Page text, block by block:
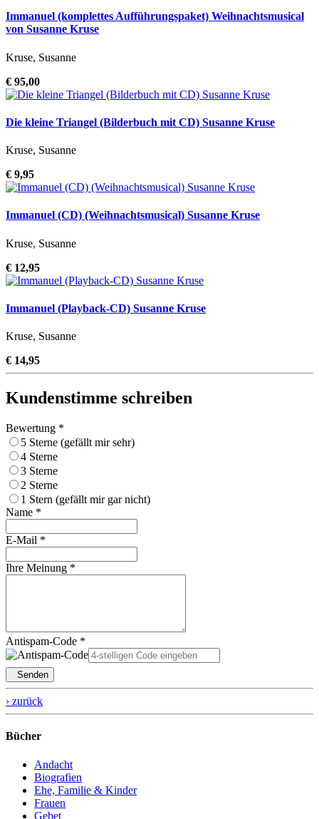
Immanuel (komplettes Aufführungspaket) Weihnachtsmusical
von Susanne Kruse
Kruse, Susanne
€ 95,00
Die kleine Triangel (Bilderbuch mit CD) Susanne Kruse
Kruse, Susanne
€ 9,95
Immanuel (CD) (Weihnachtsmusical) Susanne Kruse
Kruse, Susanne
€ 12,95
Immanuel (Playback-CD) Susanne Kruse
Kruse, Susanne
€ 14,95
Kundenstimme schreiben
Bewertung *
5 Sterne (gefällt mir sehr)
4 Sterne
3 Sterne
2 Sterne
1 Stern (gefällt mir gar nicht)
Name *
E-Mail *
Ihre Meinung *
Antispam-Code *
Senden
› zurück
Bücher
Andacht
Biografien
Ehe, Familie & Kinder
Frauen
Gebet